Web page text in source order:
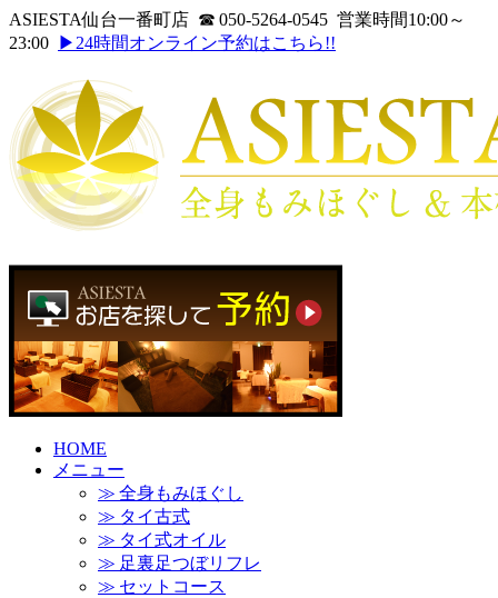
ASIESTA仙台一番町店 ☎ 050-5264-0545 営業時間10:00～
23:00
▶24時間オンライン予約はこちら!!
HOME
メニュー
≫ 全身もみほぐし
≫ タイ古式
≫ タイ式オイル
≫ 足裏足つぼリフレ
≫ セットコース